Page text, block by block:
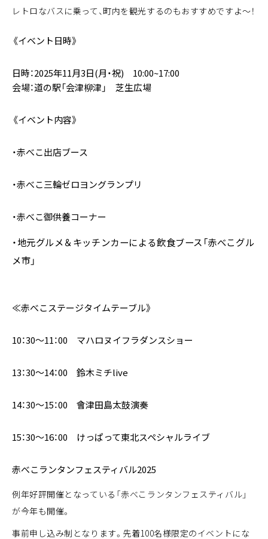
レトロなバスに乗って、町内を観光するのもおすすめですよ～！
《イベント日時》
日時：2025年11月3日(月・祝) 10:00~17:00
会場：道の駅「会津柳津」 芝生広場
《イベント内容》
・赤べこ出店ブース
・赤べこ三輪ゼロヨングランプリ
・赤べこ御供養コーナー
・地元グルメ＆キッチンカーによる飲食ブース「赤べこグル
メ市」
≪赤べこステージタイムテーブル》
10：30～11：00 マハロヌイフラダンスショー
13：30～14：00 鈴木ミチlive
14：30～15：00 會津田島太鼓演奏
15：30～16：00 けっぱって東北スペシャルライブ
赤べこランタンフェスティバル2025
例年好評開催となっている「赤べこランタンフェスティバル」
が今年も開催。
事前申し込み制となります。先着100名様限定のイベントにな